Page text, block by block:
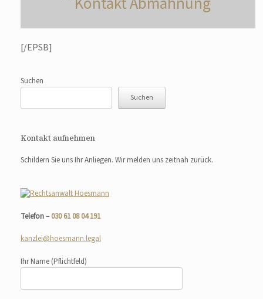
[/EPSB]
Suchen
Suchen
Kontakt aufnehmen
Schildern Sie uns Ihr Anliegen. Wir melden uns zeitnah zurück.
Telefon –030 61 08 04 191
kanzlei@hoesmann.legal
Ihr Name (Pflichtfeld)